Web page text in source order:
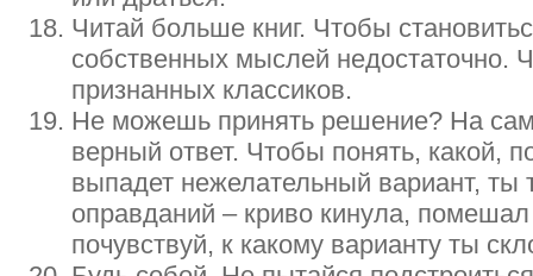
Читай больше книг. Чтобы
собственных мыслей недостаточно.
признанных классиков.
Не можешь принять решение? На
верный ответ. Чтобы понять, какой,
выпадет нежелательный вариант, ты
оправданий – криво кинула,
почувствуй, к какому варианту ты